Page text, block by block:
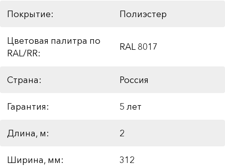
Покрытие: Полиэстер
Цветовая палитра по
RAL/RR:
RAL 8017
Страна: Россия
Гарантия: 5 лет
Длина, м: 2
Ширина, мм: 312